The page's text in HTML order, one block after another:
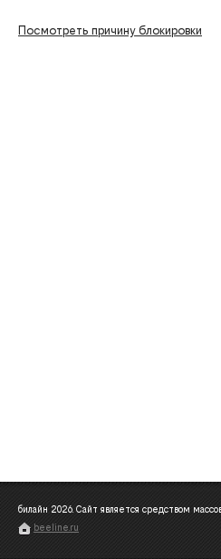
Посмотреть причину блокировки
билайн 2026. Сайт является средством
beeline.ru